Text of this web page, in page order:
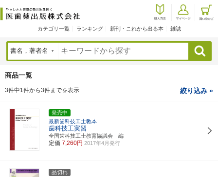
カテゴリ一覧 ランキング 新刊・これから出る本 雑誌
検索
商品一覧
3件中1件から3件までを表示 絞り込み »
発売中
最新歯科技工士教本
歯科技工実習
全国歯科技工士教育協議会 編
定価 7,260円 2017年4月発行
品切れ